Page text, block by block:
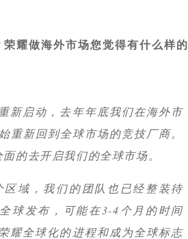
耀做海外市场您觉得有什么样的
新启动，去年年底我们在海外市
重新回到全球市场的竞技厂商。
的去开启我们的全球市场。
域，我们的团队也已经整装待
球发布，可能在3-4个月的时间
耀全球化的进程和成为全球标志